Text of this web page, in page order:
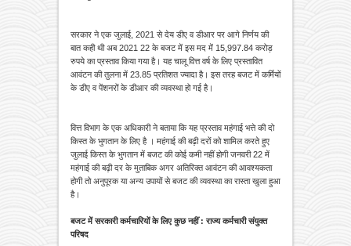
सरकार ने एक जुलाई, 2021 से देय डीए व डीआर पर आगे निर्णय की
बात कही थी अब 2021 22 के बजट में इस मद में 15,997.84 करोड़
रुपये का प्रस्ताव किया गया है। यह चालू वित्त वर्ष के लिए प्रस्तावित
आवंटन की तुलना में 23.85 प्रतिशत ज्यादा है। इस तरह बजट में कर्मियों
के डीए व पेंशनरों के डीआर की व्यवस्था हो गई है।
वित्त विभाग के एक अधिकारी ने बताया कि यह प्रस्ताव महंगाई भत्ते की दो
किस्त के भुगतान के लिए है । महंगाई की बढ़ी दरों को शामिल करते हुए
जुलाई किस्त के भुगतान में बजट की कोई कमी नहीं होगी जनवरी 22 में
महंगाई की बढ़ी दर के मुताबिक अगर अतिरिक्त आवंटन की आवश्यकता
होगी तो अनुपूरक या अन्य उपायों से बजट की व्यवस्था का रास्ता खुला हुआ
है।
बजट में सरकारी कर्मचारियों के लिए कुछ नहीं : राज्य कर्मचारी संयुक्त
परिषद